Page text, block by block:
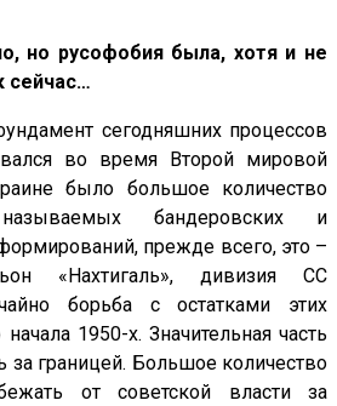
но русофобия была, хотя и не
сейчас…
сегодняшних процессов
во время Второй мировой
было большое количество
бандеровских и
прежде всего, это –
«Нахтигаль», дивизия СС
борьба с остатками этих
1950-х. Значительная часть
за границей. Большое количество
от советской власти за